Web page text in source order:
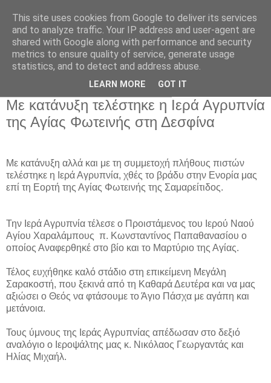
Αρχική Σελίδα
Με κατάνυξη τελέστηκε η Ιερά Αγρυπνία
της Αγίας Φωτεινής στη Δεσφίνα
Με κατάνυξη αλλά και με τη συμμετοχή πλήθους πιστών
τελέστηκε η Ιερά Αγρυπνία, χθές το βράδυ στην Ενορία μας
επί τη Εορτή της Αγίας Φωτεινής της Σαμαρείτιδος.
Την Ιερά Αγρυπνία τέλεσε ο Προιστάμενος του Ιερού Ναού
Αγίου Χαραλάμπους π. Κωνσταντίνος Παπαθανασίου ο
οποίος Αναφερθηκέ στο βίο και το Μαρτύριο της Αγίας.
Τέλος ευχήθηκε καλό στάδιο στη επικείμενη Μεγάλη
Σαρακοστή, που ξεκινά από τη Καθαρά Δευτέρα και να μας
αξιώσει ο Θεός να φτάσουμε το Άγιο Πάσχα με αγάπη και
μετάνοια.
Τους ύμνους της Ιεράς Αγρυπνίας απέδωσαν στο δεξιό
αναλόγιο ο Ιεροψάλτης μας κ. Νικόλαος Γεωργαντάς και
Ηλίας Μιχαήλ.
This site uses cookies from Google to deliver its services
and to analyze traffic. Your IP address and user-agent are
shared with Google along with performance and security
metrics to ensure quality of service, generate usage
statistics, and to detect and address abuse.
LEARN MORE GOT IT